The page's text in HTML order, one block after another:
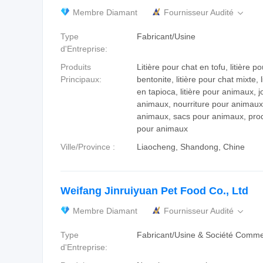
Membre Diamant Fournisseur Audité 
Type
d'Entreprise:
Fabricant/Usine
Produits
Principaux:
Litière pour chat en tofu, litière
bentonite, litière pour chat mixte,
en tapioca, litière pour animaux,
animaux, nourriture pour
animaux, sacs pour animaux,
pour animaux
Ville/Province :
Liaocheng, Shandong, Chine
Weifang Jinruiyuan Pet Food Co., Ltd
Membre Diamant Fournisseur Audité 
Type
d'Entreprise:
Fabricant/Usine & Société